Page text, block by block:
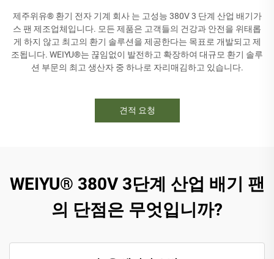
제주위유® 환기 전자 기계 회사 는 고성능 380V 3 단계 산업 배기가
스 팬 제조업체입니다. 모든 제품은 고객들의 건강과 안전을 위태롭
게 하지 않고 최고의 환기 솔루션을 제공한다는 목표로 개발되고 제
조됩니다. WEIYU®는 끊임없이 발전하고 확장하여 대규모 환기 솔루
션 부문의 최고 생산자 중 하나로 자리매김하고 있습니다.
견적 요청
WEIYU® 380V 3단계 산업 배기 팬
의 단점은 무엇입니까?